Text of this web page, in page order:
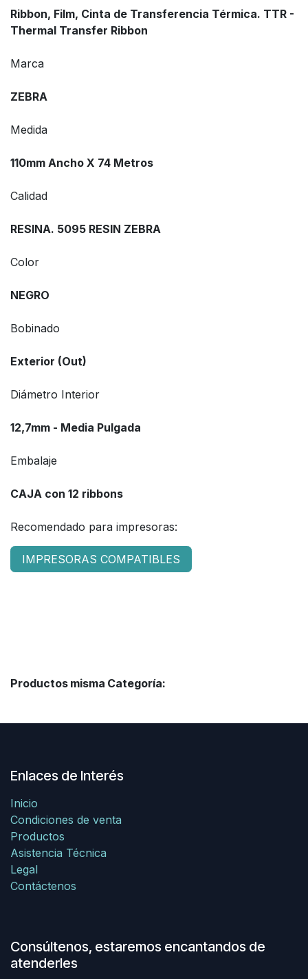
Ribbon, Film, Cinta de Transferencia Térmica. TTR -
Thermal Transfer Ribbon
Marca
ZEBRA
Medida
110mm Ancho X 74 Metros
Calidad
RESINA. 5095 RESIN ZEBRA
Color
NEGRO
Bobinado
Exterior (Out)
Diámetro Interior
12,7mm - Media Pulgada
Embalaje
CAJA con 12 ribbons
Recomendado para impresoras:
IMPRESORAS COMPATIBLES
Productos misma Categoría:
Enlaces de Interés
Inicio
Condiciones de venta
Productos
Asistencia Técnica
Legal
Contáctenos
Consúltenos, estaremos encantandos de
atenderles